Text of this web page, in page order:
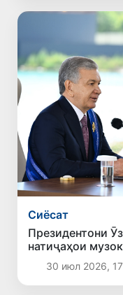
Сиёсат
Президентони
натиҷаҳои
карданд
30 июл 2026,